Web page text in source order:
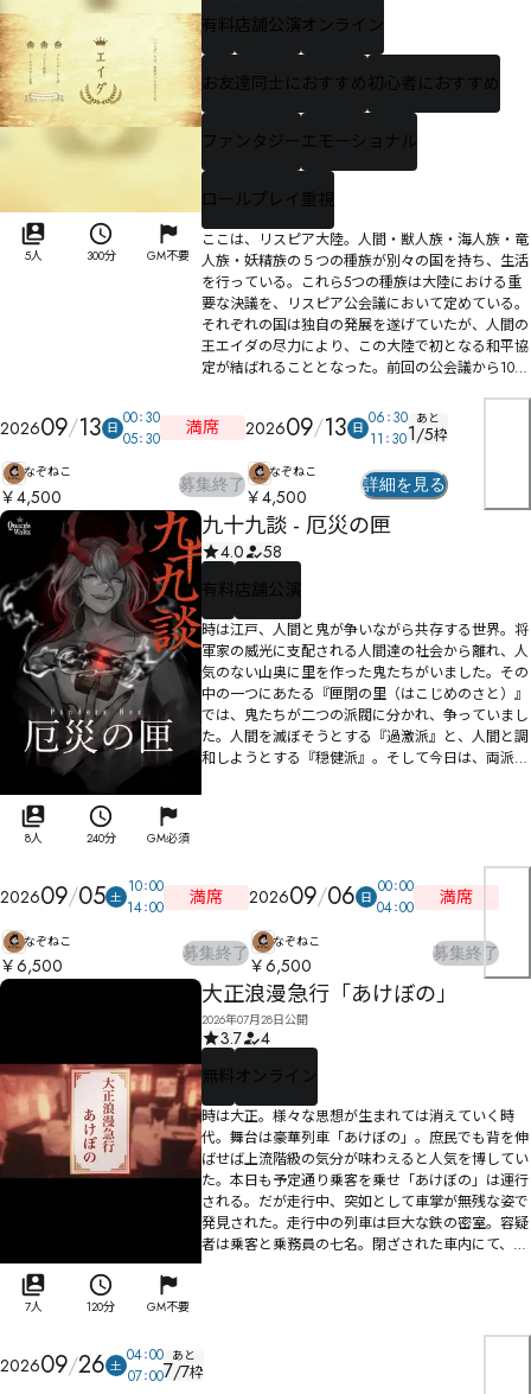
5人 300分 GM不要
有料 店舗公演オンライン
お友達同士におすすめ初心者におすすめ
ファンタジー エモーショナル
ロールプレイ重視
ここは、リスピア大陸。人間・獣人族・海人族・竜
人族・妖精族の５つの種族が別々の国を持ち、生活
を行っている。これら5つの種族は大陸における重
要な決議を、リスピア公会議において定めている。
それぞれの国は独自の発展を遂げていたが、人間の
王エイダの尽力により、この大陸で初となる和平協
定が結ばれることとなった。前回の公会議から10年
する機会を作り出す。彼は、この集会を「再結会」
と呼んでいた。しかし、エイダと5人の王達が面会
ダの後継者である王子スタンは、神妙な顔で各種族
の王の顔を見つめる。自分たち以外に容疑者はいな
い。おそらく、この中の誰かがエイダを殺したに違
いないエイダが死んだ「玉座の間」の中で、リスピ
ア公会議は、10年ぶりに最悪の形で開かれることと
なった。犯人探しをめぐり、各々の策略や推理が交
わされることとなる。
202609 13 日 00 30
05 30 満席
なぞねこ
￥4,500
募集終了
202609 13 日 06 30
11 30
あと
1/5枠
なぞねこ
￥4,500
詳細を見る
8人 240分 GM必須
九十九談 - 厄災の匣
4.0
58
有料 店舗公演
時は江戸、人間と鬼が争いながら共存する世界。将
軍家の威光に支配される人間達の社会から離れ、人
気のない山奥に里を作った鬼たちがいました。その
中の一つにあたる『匣閉の里（はこじめのさと）』
では、鬼たちが二つの派閥に分かれ、争っていまし
た。人間を滅ぼそうとする『過激派』と、人間と調
和しようとする『穏健派』。そして今日は、両派閥
202609 05 土 10 00
14 00 満席
なぞねこ
￥6,500
募集終了
202609 06 日 00 00
04 00 満席
なぞねこ
￥6,500
募集終了
7人 120分 GM不要
大正浪漫急行「あけぼの」
2026年07月28日公開
3.7
4
無料 オンライン
時は大正。様々な思想が生まれては消えていく時
代。舞台は豪華列車「あけぼの」。庶民でも背を伸
ばせば上流階級の気分が味わえると人気を博してい
た。本日も予定通り乗客を乗せ「あけぼの」は運行
される。だが走行中、突如として車掌が無残な姿で
発見された。走行中の列車は巨大な鉄の密室。容疑
者は乗客と乗務員の七名。閉ざされた車内にて、そ
202609 26 土 04 00
07 00
あと
7/7枠